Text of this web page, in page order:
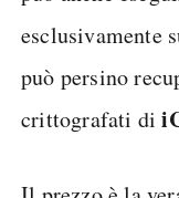
esclusivamente
può persino
crittografati di